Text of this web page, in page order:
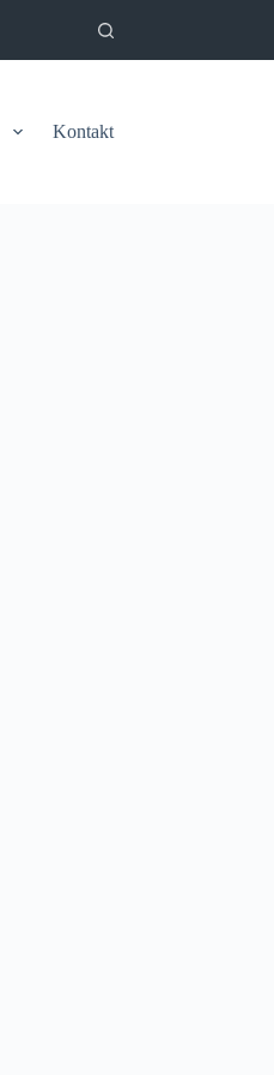
Kontakt